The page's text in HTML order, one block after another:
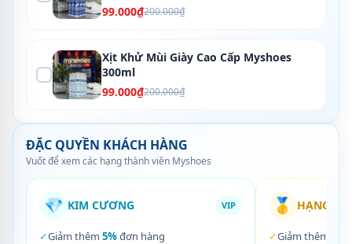
99.000₫200.000₫
Xịt Khử Mùi Giày Cao Cấp Myshoes
300ml
99.000₫200.000₫
ĐẶC QUYỀN KHÁCH HÀNG
Vuốt để xem các hạng thành viên Myshoes
💎 KIM CƯƠNG VIP
✓Giảm thêm 5%đơn hàng
🥇 HẠNG
✓Giảm thêm